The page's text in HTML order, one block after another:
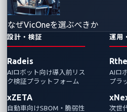
なぜVicOneを選ぶべきか
設計・検証
Radeis
AIロボット向け導入前リス
ク検証プラットフォーム
xZETA
自動車向けSBOM・脆弱性
運用
AIロ
プラ
次世
に対する
性チェー
リモート
、および